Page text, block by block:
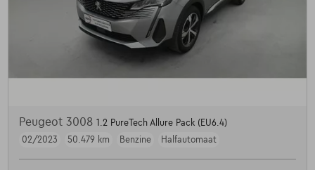
Peugeot 3008 1.2 PureTech Allure Pack (EU6.4)
02/2023
50.479 km Benzine Halfautomaat